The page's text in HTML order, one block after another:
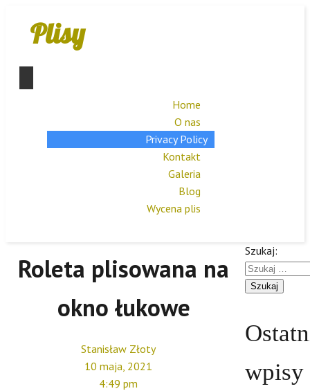
Plisy
Home
O nas
Privacy Policy
Kontakt
Galeria
Blog
Wycena plis
Roleta plisowana na
okno łukowe
Stanisław Złoty
10 maja, 2021
4:49 pm
Szukaj:
wpisy